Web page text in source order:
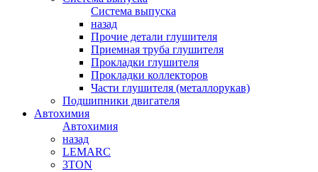
Система выпуска
назад
Прочие детали глушителя
Приемная труба глушителя
Прокладки глушителя
Прокладки коллекторов
Части глушителя (металлорукав)
Подшипники двигателя
Автохимия
Автохимия
назад
LEMARC
3TON